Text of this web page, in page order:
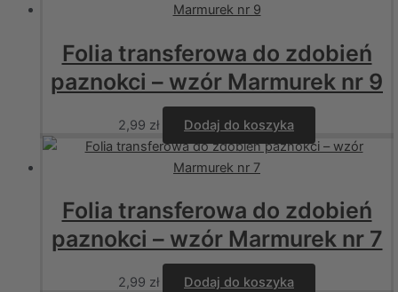
Folia transferowa do zdobień
paznokci – wzór Marmurek nr 9
2,99 zł Dodaj do koszyka
Folia transferowa do zdobień
paznokci – wzór Marmurek nr 7
2,99 zł
Dodaj do koszyka